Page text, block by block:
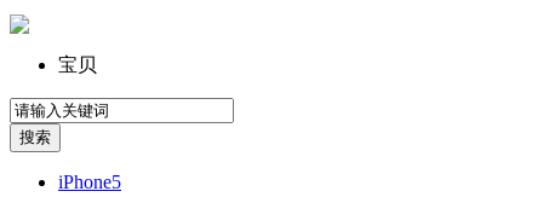
宝贝
iPhone5